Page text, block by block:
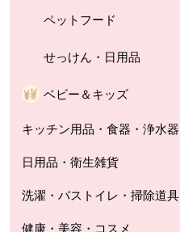
ペットフード
せっけん・日用品
ベビー＆キッズ
キッチン用品・食器・浄水器
日用品・衛生雑貨
洗濯・バストイレ・掃除道具
健康・美容・コスメ